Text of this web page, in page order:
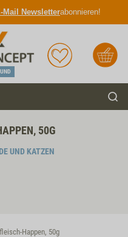
Mail Newsletterabonnieren!
Merkliste Warenkorb
50G
UND KATZEN
Happen, 50g